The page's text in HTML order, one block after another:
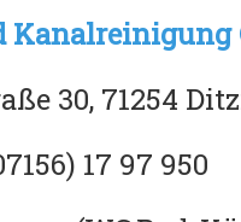
Kanalreinigung
30, 71254
17 97 950